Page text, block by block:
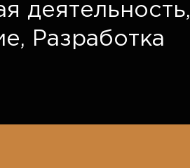
деятельность,
Разработка